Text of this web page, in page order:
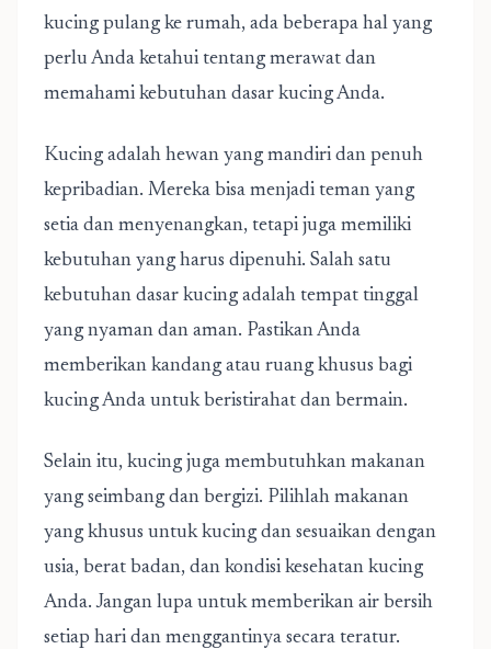
kucing pulang ke rumah, ada beberapa hal yang
perlu Anda ketahui tentang merawat dan
memahami kebutuhan dasar kucing Anda.
Kucing adalah hewan yang mandiri dan penuh
kepribadian. Mereka bisa menjadi teman yang
setia dan menyenangkan, tetapi juga memiliki
kebutuhan yang harus dipenuhi. Salah satu
kebutuhan dasar kucing adalah tempat tinggal
yang nyaman dan aman. Pastikan Anda
memberikan kandang atau ruang khusus bagi
kucing Anda untuk beristirahat dan bermain.
Selain itu, kucing juga membutuhkan makanan
yang seimbang dan bergizi. Pilihlah makanan
yang khusus untuk kucing dan sesuaikan dengan
usia, berat badan, dan kondisi kesehatan kucing
Anda. Jangan lupa untuk memberikan air bersih
setiap hari dan menggantinya secara teratur.